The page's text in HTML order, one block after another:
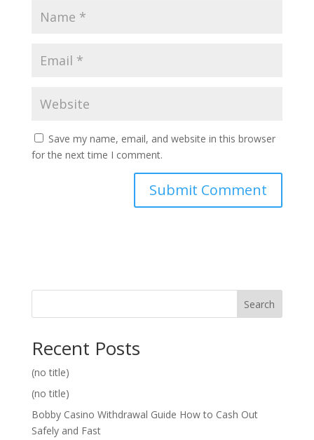
Save my name, email, and website in this browser
for the next time I comment.
Search
Recent Posts
(no title)
(no title)
Bobby Casino Withdrawal Guide How to Cash Out
Safely and Fast